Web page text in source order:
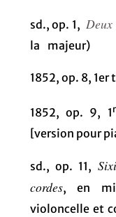
sd., op. 1, Deux
la
majeur)
1852, op. 8, 1er
1852, op. 9, 1
[version pour
sd., op. 11,
cordes, en mi
violoncelle et